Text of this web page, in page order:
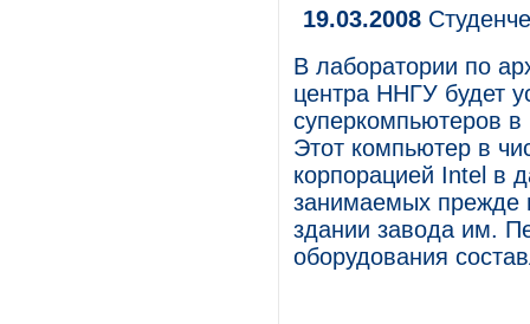
19.03.2008
В лаборатории по
центра ННГУ будет
суперкомпьютеров
Этот компьютер в
корпорацией Intel в
занимаемых
здании завода им.
оборудования